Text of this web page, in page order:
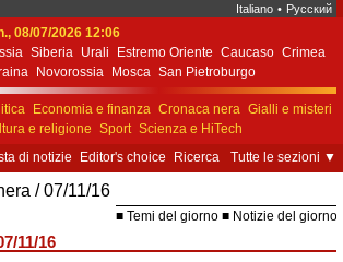
Italiano • Русский
08/07/2026 12:06
Siberia Urali Estremo Oriente Caucaso Crimea
Novorossia Mosca San Pietroburgo
Kiev Simferopol
Sebastopoli
Economia e finanza Cronaca nera Gialli e misteri
e religione Sport Scienza e HiTech
e società
Unione Europea
di notizie Editor's choice Ricerca Tutte le sezioni ▼
07/11/16
Temi del giorno Notizie del giorno
11/16